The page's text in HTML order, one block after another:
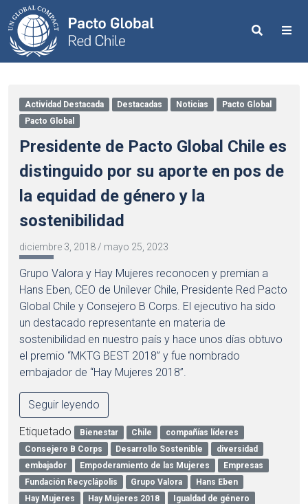
Search
Actividad Destacada Destacadas Noticias
Pacto Global
Pacto Global
Presidente de Pacto Global Chile es
distinguido por su aporte en pos de
la equidad de género y la
sostenibilidad
diciembre 3, 2018 / mayo 25, 2023
Grupo Valora y Hay Mujeres reconocen y premian a
Hans Eben, CEO de Unilever Chile, Presidente Red Pacto
Global Chile y Consejero B Corps. El ejecutivo ha sido
un destacado representante en materia de
sostenibilidad en nuestro país y hace unos días obtuvo
el premio “MKTG BEST 2018” y fue nombrado
embajador de “Hay Mujeres 2018”.
Seguir leyendo
Etiquetado Bienestar Chile
compañías líderes
Consejero B Corps
Desarrollo Sostenible
diversidad
embajador
Empoderamiento de las Mujeres
Empresas
Fundación Recyclápolis
Grupo Valora
Hans Eben
Hay Mujeres
Hay Mujeres 2018
Igualdad de género